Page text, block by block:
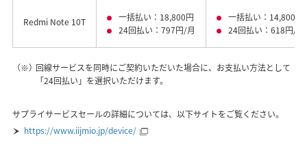
Redmi Note 10T
一括払い：18,800円
24回払い：797円/月
一括払い：14,800円
24回払い：618円/月
（※）回線サービスを同時にご契約いただいた場合に、お支払い方法として
「24回払い」を選択いただけます。
サプライサービスセールの詳細については、以下サイトをご覧ください。
https://www.iijmio.jp/device/